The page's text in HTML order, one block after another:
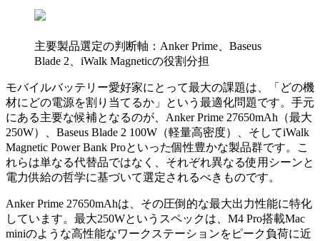
主要製品選定の判断軸：Anker Prime、Baseus
Blade 2、iWalk Magneticの役割分担
モバイルバッテリー愛好家にとって最大の課題は、「どの機
材にどの電源を割り当てるか」という最適化問題です。手元
にある主要な候補となるのが、Anker Prime 27650mAh（最大
250W）、Baseus Blade 2 100W（軽量高密度）、そしてiWalk
Magnetic Power Bank Proといった個性豊かな製品群です。こ
れらは単なる代替品ではなく、それぞれ異なる使用シーンと
電力供給の哲学に基づいて選定されるべきものです。
Anker Prime 27650mAhは、その圧倒的な最大出力性能に特化
しています。最大250Wというスペックは、M4 Pro搭載Mac
miniのような高性能なワークステーションをピーク負荷に近